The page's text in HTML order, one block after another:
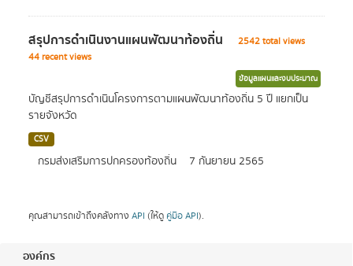
องค์กร
สรุปการดำเนินงานแผนพัฒนาท้องถิ่น
2542 total views
44 recent views
ข้อมูลแผนและงบประมาณ
บัญชีสรุปการดำเนินโครงการตามแผนพัฒนาท้องถิ่น 5 ปี แยกเป็น
รายจังหวัด
CSV
กรมส่งเสริมการปกครองท้องถิ่น 7 กันยายน 2565
คุณสามารถเข้าถึงคลังทาง API (ให้ดู คู่มือ API).